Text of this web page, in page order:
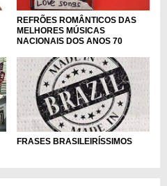
REFRÕES ROMÂNTICOS DAS
MELHORES MÚSICAS
NACIONAIS DOS ANOS 70
FRASES BRASILEIRÍSSIMOS